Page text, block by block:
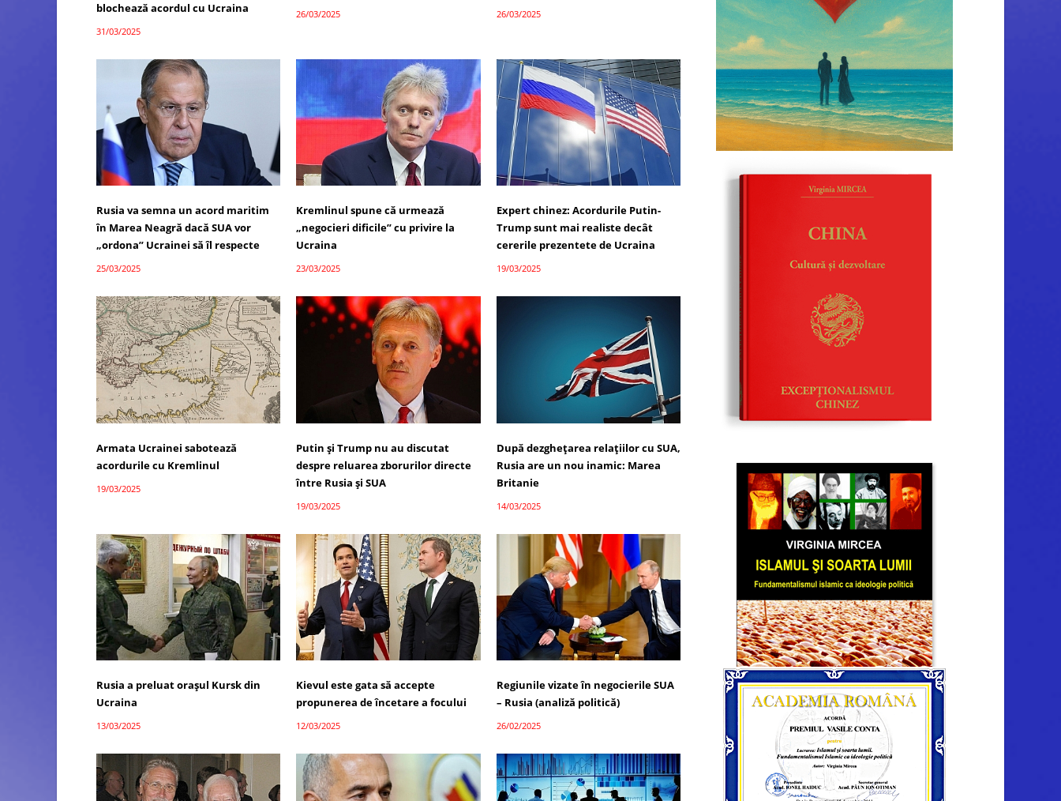
blochează acordul cu Ucraina
31/03/2025
26/03/2025 26/03/2025
Rusia va semna un acord maritim
în Marea Neagră dacă SUA vor
„ordona” Ucrainei să îl respecte
25/03/2025
Kremlinul spune că urmează
„negocieri dificile” cu privire la
Ucraina
23/03/2025
Expert chinez: Acordurile Putin-
Trump sunt mai realiste decât
cererile prezentete de Ucraina
19/03/2025
Armata Ucrainei sabotează
acordurile cu Kremlinul
19/03/2025
Putin și Trump nu au discutat
despre reluarea zborurilor directe
între Rusia și SUA
19/03/2025
După dezghețarea relațiilor cu SUA,
Rusia are un nou inamic: Marea
Britanie
14/03/2025
Rusia a preluat orașul Kursk din
Ucraina
13/03/2025
Kievul este gata să accepte
propunerea de încetare a focului
12/03/2025
Regiunile vizate în negocierile SUA
– Rusia (analiză politică)
26/02/2025